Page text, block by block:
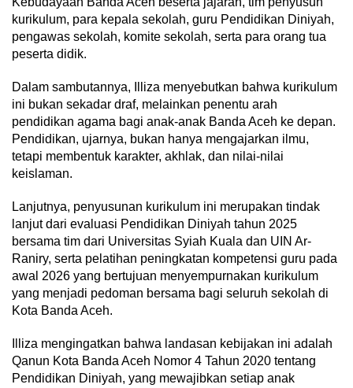
kurikulum, para kepala sekolah, guru Pendidikan Diniyah,
pengawas sekolah, komite sekolah, serta para orang tua
peserta didik.
Dalam sambutannya, Illiza menyebutkan bahwa kurikulum
ini bukan sekadar draf, melainkan penentu arah
pendidikan agama bagi anak-anak Banda Aceh ke depan.
Pendidikan, ujarnya, bukan hanya mengajarkan ilmu,
tetapi membentuk karakter, akhlak, dan nilai-nilai
keislaman.
Lanjutnya, penyusunan kurikulum ini merupakan tindak
lanjut dari evaluasi Pendidikan Diniyah tahun 2025
bersama tim dari Universitas Syiah Kuala dan UIN Ar-
Raniry, serta pelatihan peningkatan kompetensi guru pada
awal 2026 yang bertujuan menyempurnakan kurikulum
yang menjadi pedoman bersama bagi seluruh sekolah di
Kota Banda Aceh.
Illiza mengingatkan bahwa landasan kebijakan ini adalah
Qanun Kota Banda Aceh Nomor 4 Tahun 2020 tentang
Pendidikan Diniyah, yang mewajibkan setiap anak